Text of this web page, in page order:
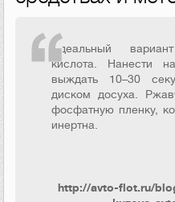
Идеальный
кислота. Нанести
выждать 10–30
диском досуха.
фосфатную пленку,
инертна.
http://avto-flot.ru/